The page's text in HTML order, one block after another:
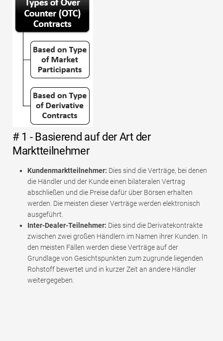
# 1 - Basierend auf der Art der
Marktteilnehmer
Kundenmarktteilnehmer: Dies sind die Verträge, bei denen
die Händler und der Kunde einen bilateralen Vertrag
abschließen und die Preise dafür über Börsen erhalten
werden. Die meisten dieser Verträge werden elektronisch
ausgeführt.
Inter-Dealer-Teilnehmer: Dies sind die Derivatekontrakte
zwischen zwei großen Händlern im Namen ihrer Kunden. In
den meisten Fällen werden diese Verträge auf der
Grundlage von Gesichtspunkten zum zugrunde liegenden
Rohstoff bewertet und in kurzer Zeit an andere Händler
weitergegeben.